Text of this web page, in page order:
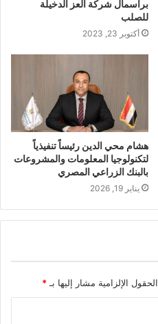
برأسمال شركة العز الدخيلة
للصلب
أكتوبر 23, 2023
هشام محي الدين رئيساً تنفيذياً
لتكنولوجيا المعلومات والمشروعات
بالبنك الزراعي المصري
يناير 19, 2026
الحقول الإلزامية مشار إليها بـ *